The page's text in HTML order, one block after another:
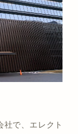
で、エレクト